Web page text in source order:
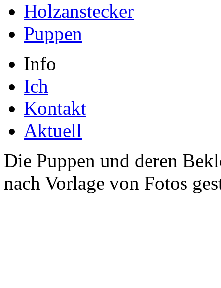
Holzanstecker
Puppen
Info
Ich
Kontakt
Aktuell
Die Puppen und deren
nach Vorlage von Fotos